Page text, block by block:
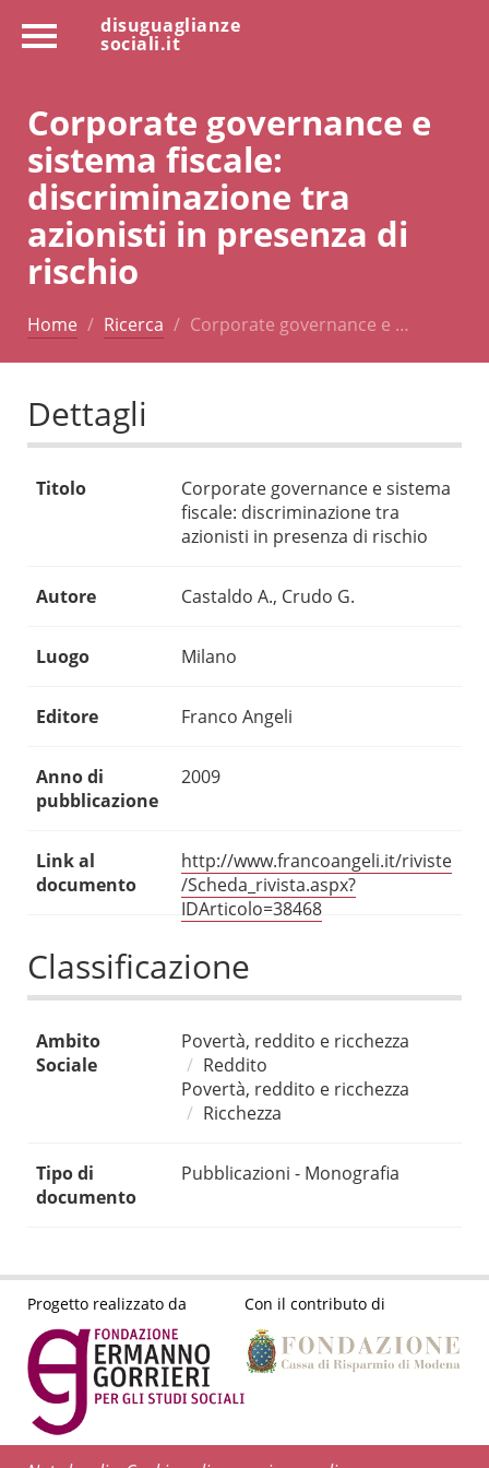
disuguaglianze
sociali.it
Corporate governance e
sistema fiscale:
discriminazione tra
azionisti in presenza di
rischio
Home Ricerca Corporate governance e …
Dettagli
Titolo
Corporate governance e sistema
fiscale: discriminazione tra
azionisti in presenza di rischio
Autore Castaldo A., Crudo G.
Luogo Milano
Editore Franco Angeli
Anno di
pubblicazione
2009
Link al
documento
http://www.francoangeli.it/riviste
/Scheda_rivista.aspx?
IDArticolo=38468
Classificazione
Ambito
Sociale
Povertà, reddito e ricchezza
Reddito
Povertà, reddito e ricchezza
Ricchezza
Tipo di
documento
Pubblicazioni - Monografia
Progetto realizzato da Con il contributo di